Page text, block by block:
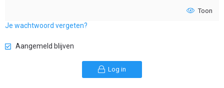
Toon
Je wachtwoord vergeten?
Aangemeld blijven
Log in